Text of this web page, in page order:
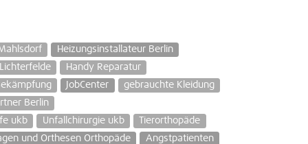
Heizungsinstallateur Berlin
Handy Reparatur
JobCenter
gebrauchte Kleidung
Berlin
ukb Unfallchirurgie ukb
Tierorthopäde
und Orthesen Orthopäde
Angstpatienten